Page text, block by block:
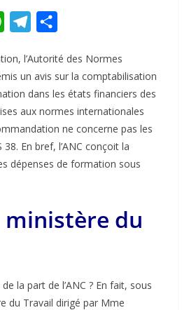
W
a
t
s
A
p
p
l
e
g
r
a
m
r
t
a
g
e
r
l’Autorité des Normes
un avis sur la comptabilisation
dans les états financiers des
aux normes internationales
ne concerne pas les
38. En bref, l’ANC conçoit la
dépenses de formation sous
du
la part de l’ANC ? En fait, sous
du Travail dirigé par Mme